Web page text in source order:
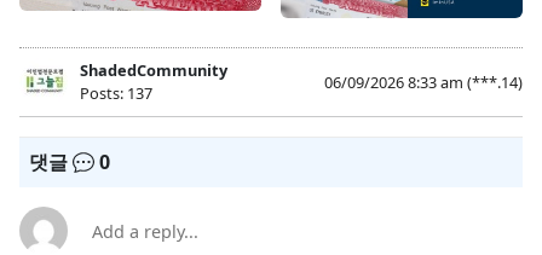
ShadedCommunity
Posts: 137
06/09/2026 8:33 am (***.14)
댓글 0